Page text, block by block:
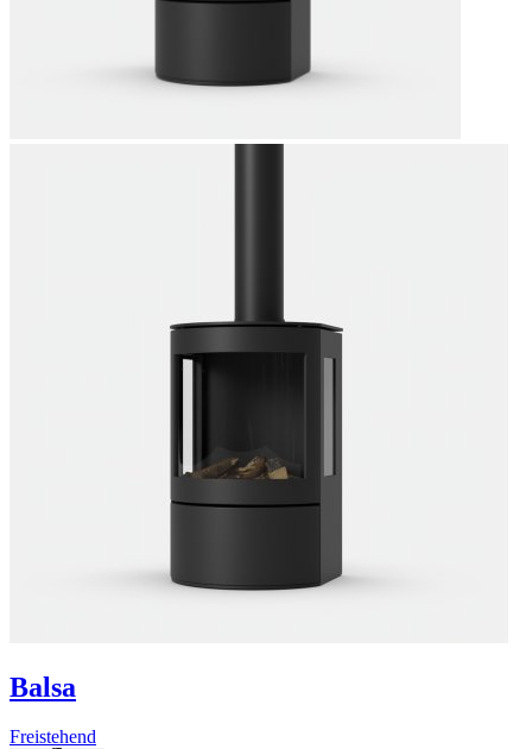
Balsa
Freistehend